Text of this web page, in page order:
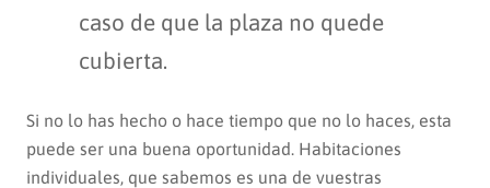
caso de que la plaza no quede
cubierta.
Si no lo has hecho o hace tiempo que no lo haces, esta
puede ser una buena oportunidad. Habitaciones
individuales, que sabemos es una de vuestras